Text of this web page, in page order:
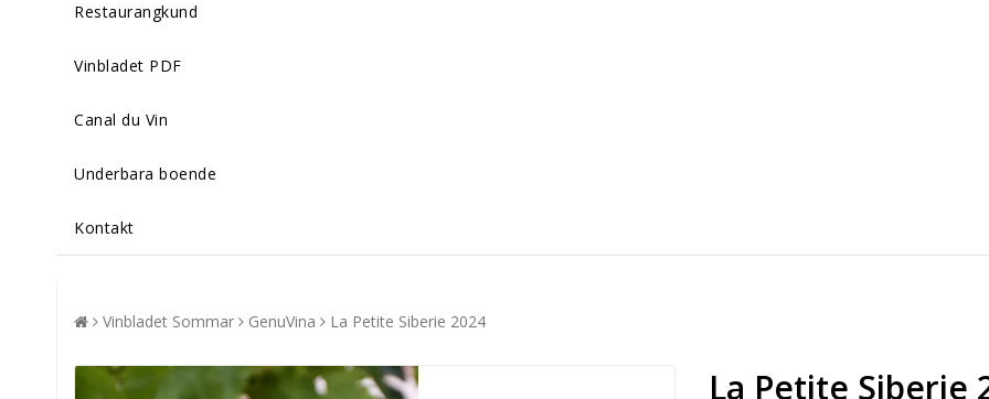
Restaurangkund
Vinbladet PDF
Canal du Vin
Underbara boende
Kontakt
Vinbladet Sommar GenuVina La Petite Siberie 2024
La Petite Siberie